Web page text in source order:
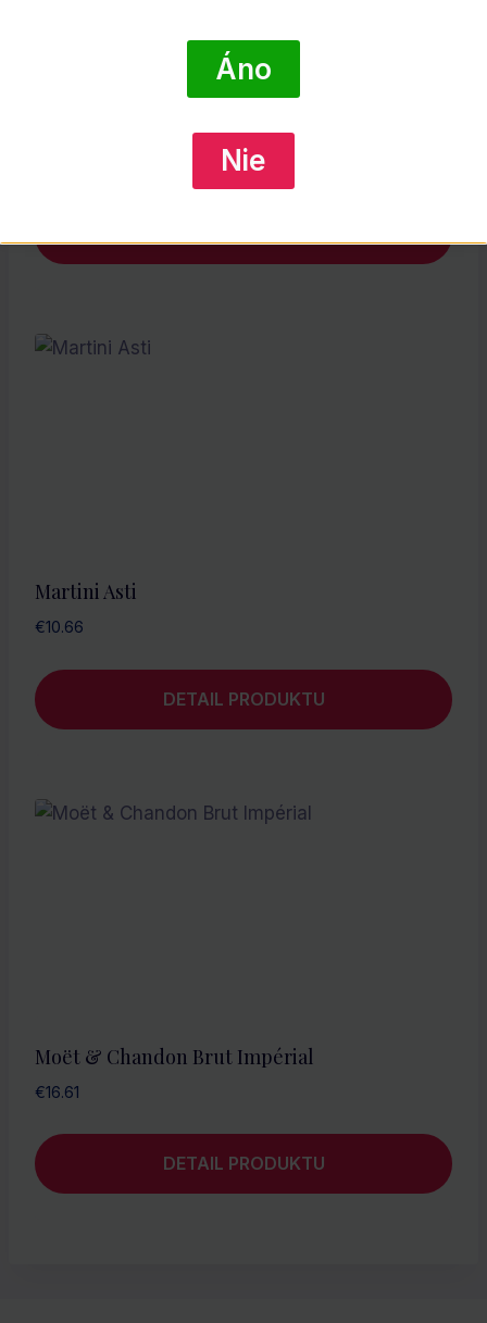
Pavelka Paves Barrique Cuvée Biele
Martini Asti
€10.66
DETAIL PRODUKTU
Moët & Chandon Brut Impérial
€16.61
DETAIL PRODUKTU
Áno
Nie